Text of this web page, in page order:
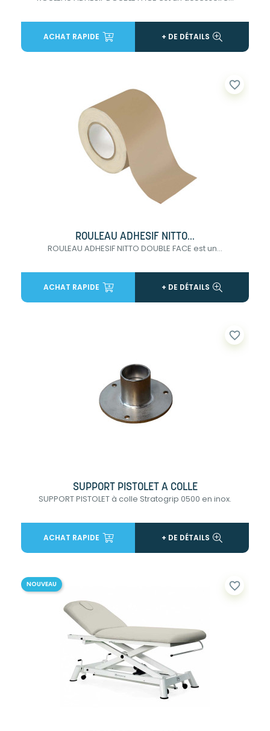
ACHAT RAPIDE + DE DÉTAILS
favorite_border
ROULEAU ADHESIF NITTO...
ROULEAU ADHESIF NITTO DOUBLE FACE est un...
ACHAT RAPIDE + DE DÉTAILS
favorite_border
SUPPORT PISTOLET A COLLE
SUPPORT PISTOLET à colle Stratogrip 0500 en inox.
ACHAT RAPIDE + DE DÉTAILS
favorite_border
NOUVEAU